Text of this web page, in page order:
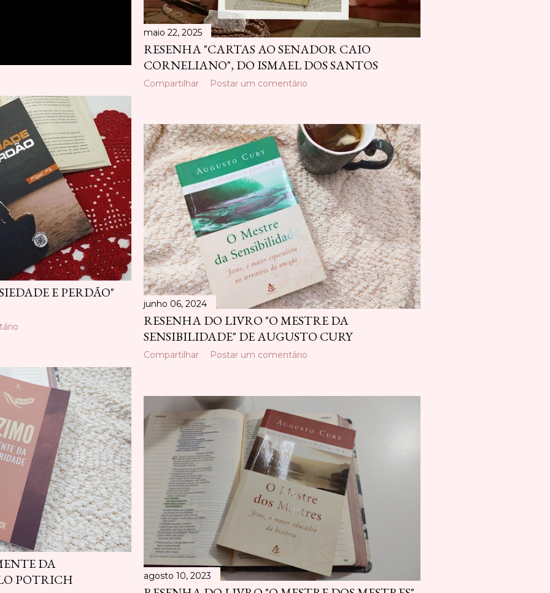
maio 22, 2025
RESENHA "CARTAS AO SENADOR CAIO
CORNELIANO", DO ISMAEL DOS SANTOS
Compartilhar Postar um comentário
E PERDÃO"
junho 06, 2024
RESENHA DO LIVRO "O MESTRE DA
SENSIBILIDADE" DE AUGUSTO CURY
Compartilhar Postar um comentário
DA
POTRICH
agosto 10, 2023